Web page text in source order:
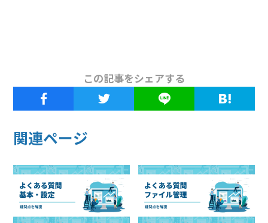
この記事をシェアする
関連ページ